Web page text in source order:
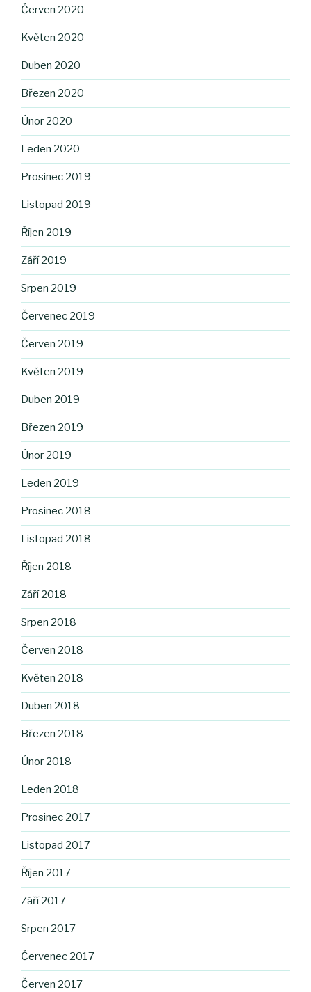
Červen 2020
Květen 2020
Duben 2020
Březen 2020
Únor 2020
Leden 2020
Prosinec 2019
Listopad 2019
Říjen 2019
Září 2019
Srpen 2019
Červenec 2019
Červen 2019
Květen 2019
Duben 2019
Březen 2019
Únor 2019
Leden 2019
Prosinec 2018
Listopad 2018
Říjen 2018
Září 2018
Srpen 2018
Červen 2018
Květen 2018
Duben 2018
Březen 2018
Únor 2018
Leden 2018
Prosinec 2017
Listopad 2017
Říjen 2017
Září 2017
Srpen 2017
Červenec 2017
Červen 2017